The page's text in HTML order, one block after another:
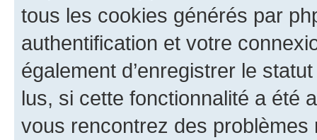
tous les cookies générés par
authentification et votre
également d’enregistrer le
lus, si cette fonctionnalité a été
vous rencontrez des